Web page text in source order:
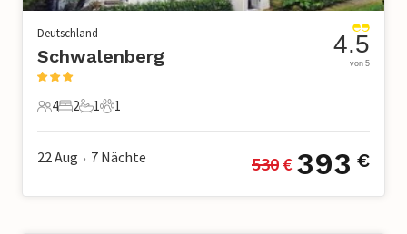
Deutschland
Schwalenberg
4 Gäste
4
2 Schlafzimmer
2
1 Badezimmer
1
1 Haustier
1
4.5
von 5
22 Aug • 7 Nächte 530 € 393 €